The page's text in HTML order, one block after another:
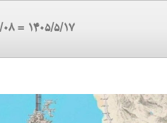
۱۴۰۵/۵/۱۷ = 2026/08/08